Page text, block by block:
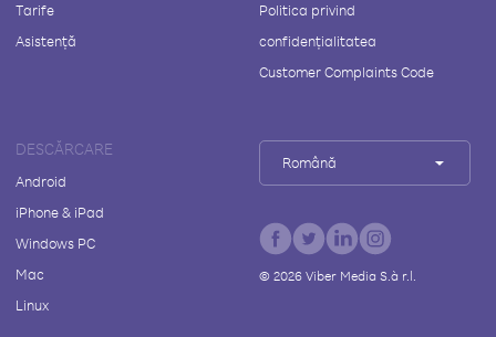
Tarife
Asistență
Politica privind
confidențialitatea
Customer Complaints Code
DESCĂRCARE
Android
iPhone & iPad
Windows PC
Mac
Linux
Română
© 2026Viber Media S.à r.l.